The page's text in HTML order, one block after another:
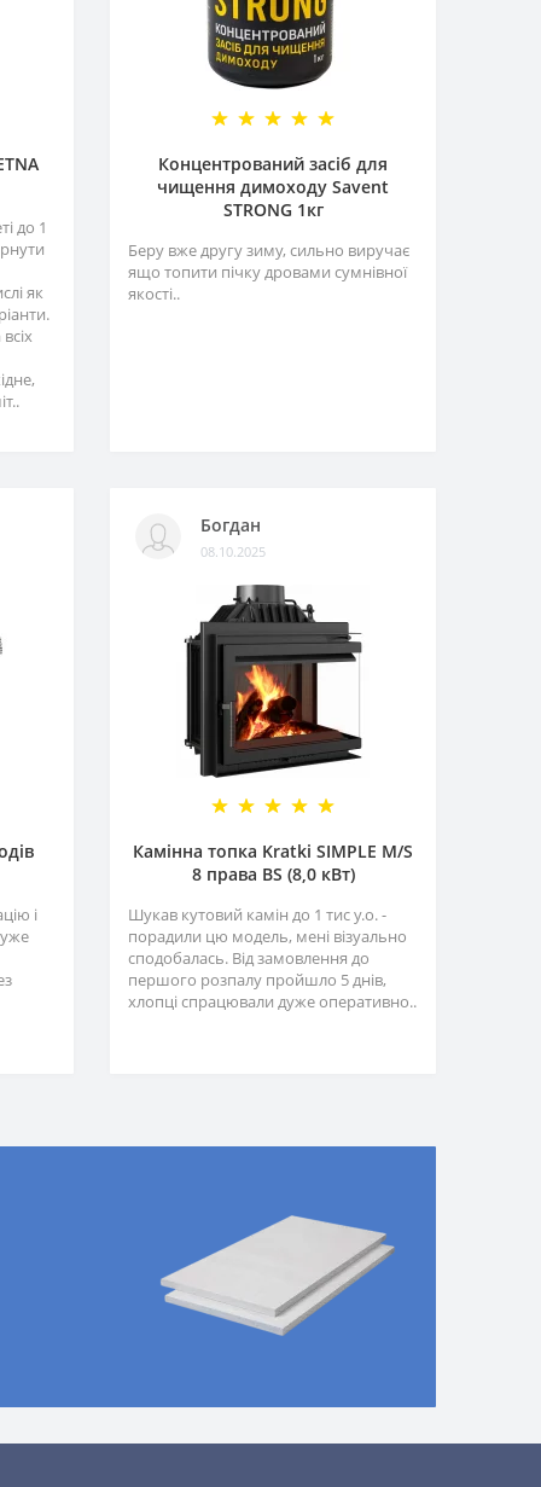
до 1
як
Концентрований засіб для
чищення димоходу Savent
STRONG 1кг
Беру вже другу зиму, сильно виручає
ящо топити пічку дровами сумнівної
якості..
і
Богдан
08.10.2025
Камінна топка Kratki SIMPLE M/S
8 права BS (8,0 кВт)
Шукав кутовий камін до 1 тис у.о. -
порадили цю модель, мені візуально
сподобалась. Від замовлення до
першого розпалу пройшло 5 днів,
хлопці спрацювали дуже оперативно..